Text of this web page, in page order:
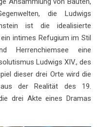
die Ludwigs
ist die idealisierte
intimes Refugium im Stil
Herrenchiemsee eine
Ludwigs XIV., des
dieser drei Orte wird die
der Realität des 19.
drei Akte eines Dramas